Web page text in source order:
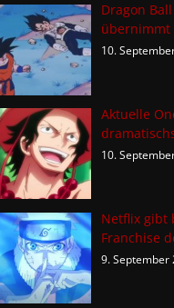
Dragon
übernimmt
10.
Aktuelle
10.
Netflix gibt
Franchise
9. September